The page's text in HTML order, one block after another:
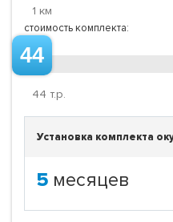
1 км
стоимость комплекта:
44
44 т.р.
Установка комплекта
5 месяцев